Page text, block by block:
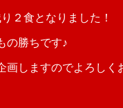
食となりました！
の勝ちです♪
画しますのでよろしく